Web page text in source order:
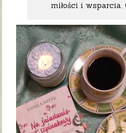
miłości i wsparcia.